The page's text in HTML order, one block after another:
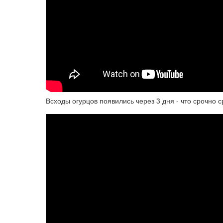
Всходы огурцов появились через 3 дня - что срочно